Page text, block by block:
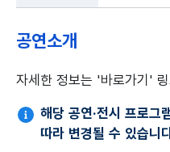
공연소개
자세한 정보는 '바로가기'
해당 공연·전시 프로그
따라 변경될 수 있습니